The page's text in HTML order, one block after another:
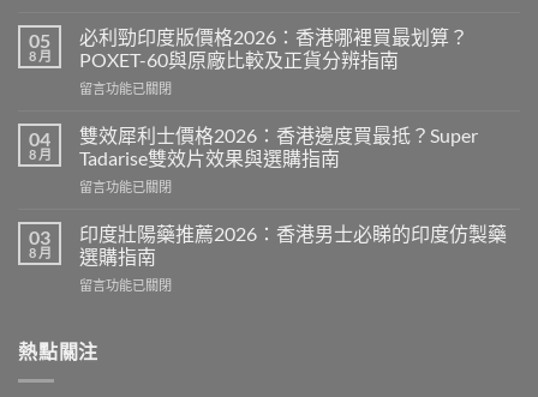
而
鋼
香
港
格
2026
攻
印
度
Viagra
比
05
8 月
必利勁印度版價格2026：香港哪裡買最划算？
POXET-60與原廠比較及正貨分辨指南
在
利
勁
印
度
價
格
2026：
香
裡
留言功能已關閉
04
8 月
雙效犀利士價格2026：香港邊度買最抵？Super
Tadarise雙效片效果與選購指南
在
效
犀
利
士
2026：
留言功能已關閉
03
8 月
印度壯陽藥推薦2026：香港男士必睇的印度仿製藥
選購指南
在
壯
陽
留言功能已關閉
熱點關注